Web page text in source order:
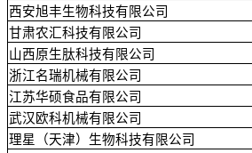
西安旭丰生物科技有限公司
甘肃农汇科技有限公司
山西原生肽科技有限公司
浙江名瑞机械有限公司
江苏华硕食品有限公司
武汉欧科机械有限公司
理星（天津）生物科技有限公司